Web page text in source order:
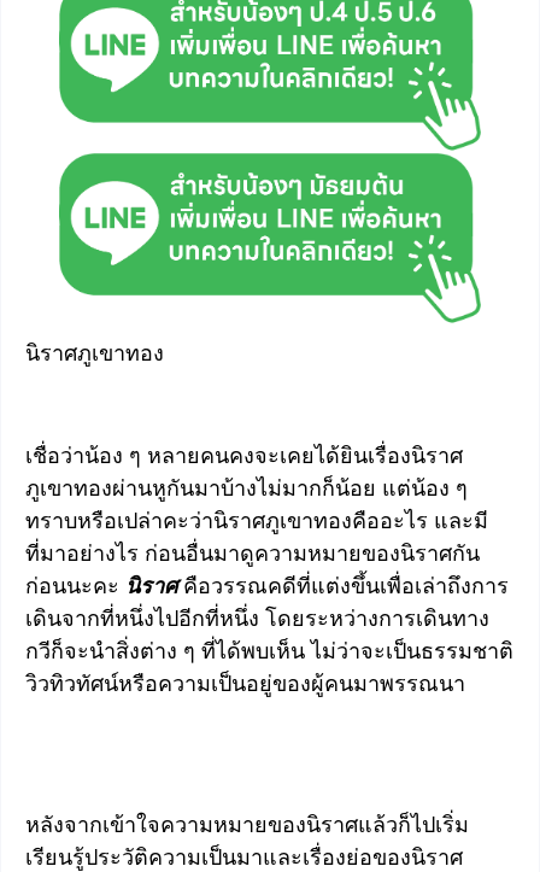
นิราศภูเขาทอง
เชื่อว่าน้อง ๆ หลายคนคงจะเคยได้ยินเรื่องนิราศ
ภูเขาทองผ่านหูกันมาบ้างไม่มากก็น้อย แต่น้อง ๆ
ทราบหรือเปล่าคะว่านิราศภูเขาทองคืออะไร และมี
ที่มาอย่างไร ก่อนอื่นมาดูความหมายของนิราศกัน
ก่อนนะคะ นิราศคือวรรณคดีที่แต่งขึ้นเพื่อเล่าถึงการ
เดินจากที่หนึ่งไปอีกที่หนึ่ง โดยระหว่างการเดินทาง
กวีก็จะนำสิ่งต่าง ๆ ที่ได้พบเห็น ไม่ว่าจะเป็นธรรมชาติ
วิวทิวทัศน์หรือความเป็นอยู่ของผู้คนมาพรรณนา
หลังจากเข้าใจความหมายของนิราศแล้วก็ไปเริ่ม
เรียนรู้ประวัติความเป็นมาและเรื่องย่อของนิราศ